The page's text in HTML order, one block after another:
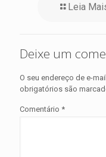
Leia
Deixe um
O seu endereço de e-
obrigatórios são
Comentário *